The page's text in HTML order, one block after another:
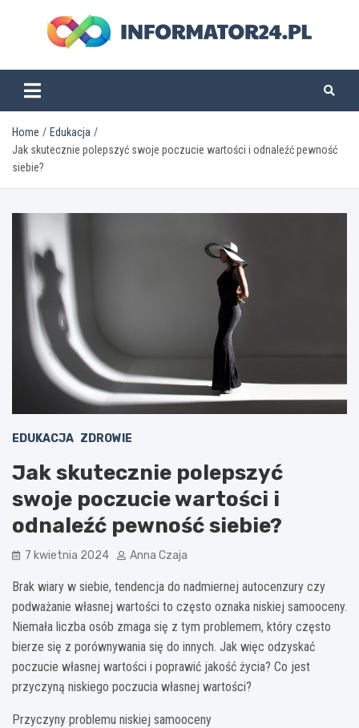
informator24.pl
Home
Edukacja
Jak skutecznie polepszyć swoje poczucie wartości i odnaleźć pewność
siebie?
EDUKACJA ZDROWIE
Jak skutecznie polepszyć
swoje poczucie wartości i
odnaleźć pewność siebie?
7 kwietnia 2024 Anna Czaja
Brak wiary w siebie, tendencja do nadmiernej autocenzury czy
podważanie własnej wartości to często oznaka niskiej samooceny.
Niemała liczba osób zmaga się z tym problemem, który często
bierze się z porównywania się do innych. Jak więc odzyskać
poczucie własnej wartości i poprawić jakość życia? Co jest
przyczyną niskiego poczucia własnej wartości?
Przyczyny problemu niskiej samooceny